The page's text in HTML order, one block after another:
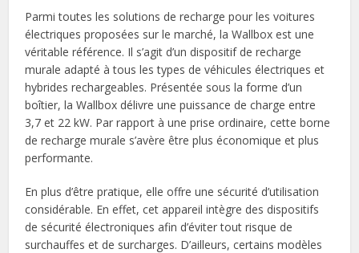
Parmi toutes les solutions de recharge pour les voitures
électriques proposées sur le marché, la Wallbox est une
véritable référence. Il s’agit d’un dispositif de recharge
murale adapté à tous les types de véhicules électriques et
hybrides rechargeables. Présentée sous la forme d’un
boîtier, la Wallbox délivre une puissance de charge entre
3,7 et 22 kW. Par rapport à une prise ordinaire, cette borne
de recharge murale s’avère être plus économique et plus
performante.
En plus d’être pratique, elle offre une sécurité d’utilisation
considérable. En effet, cet appareil intègre des dispositifs
de sécurité électroniques afin d’éviter tout risque de
surchauffes et de surcharges. D’ailleurs, certains modèles